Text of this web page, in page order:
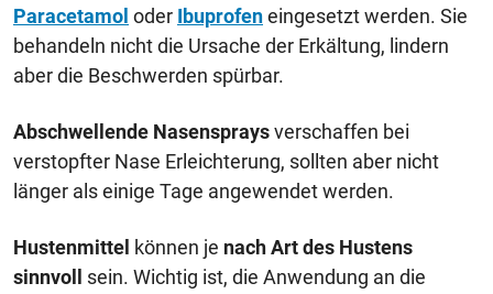
Paracetamol oder Ibuprofeneingesetzt werden. Sie
behandeln nicht die Ursache der Erkältung, lindern
aber die Beschwerden spürbar.
Abschwellende Nasenspraysverschaffen bei
verstopfter Nase Erleichterung, sollten aber nicht
länger als einige Tage angewendet werden.
Hustenmittel können je nach Art des Hustens
sinnvoll
sein. Wichtig ist, die Anwendung an die